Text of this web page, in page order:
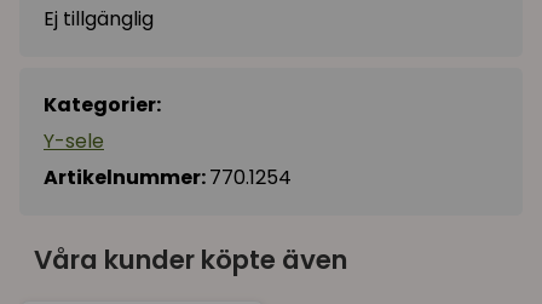
Ej tillgänglig
Kategorier:
Y-sele
Artikelnummer:770.1254
Våra kunder köpte även